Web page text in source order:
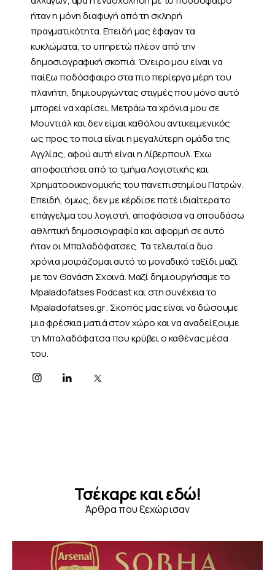
ήταν η μόνη διαφυγή από τη σκληρή
πραγματικότητα. Επειδή μας έφαγαν τα
κυκλώματα, το υπηρετώ πλέον από την
δημοσιογραφική σκοπιά. Όνειρο μου είναι να
παίξω ποδόσφαιρο στα πιο περίεργα μέρη του
πλανήτη, δημιουργώντας στιγμές που μόνο αυτό
μπορεί να χαρίσει. Μετράω τα χρόνια μου σε
Μουντιάλ και δεν είμαι καθόλου αντικειμενικός
ως προς το ποια είναι η μεγαλύτερη ομάδα της
Αγγλίας, αφού αυτή είναι η Λίβερπουλ. Έχω
αποφοιτήσει από το τμήμα Λογιστικής και
Χρηματοοικονομικής του πανεπιστημίου Πατρών.
Επειδή, όμως, δεν με κέρδισε ποτέ ιδιαίτερα το
επάγγελμα του λογιστή, αποφάσισα να σπουδάσω
αθλητική δημοσιογραφία και αφορμή σε αυτό
ήταν οι Μπαλαδόφατσες. Τα τελευταία δυο
χρόνια μοιράζομαι αυτό το μοναδικό ταξίδι μαζί
με τον Θανάση Σχοινά. Μαζί δημιουργήσαμε το
Mpaladofatses Podcast και στη συνέχεια το
Mpaladofatses.gr . Σκοπός μας είναι να δώσουμε
μια φρέσκια ματιά στον χώρο και να αναδείξουμε
τη Μπαλαδόφατσα που κρύβει ο καθένας μέσα
του.
Τσέκαρε και εδώ!
Άρθρα που ξεχώρισαν